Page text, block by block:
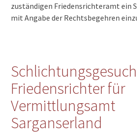
zuständigen Friedensrichteramt ein
mit Angabe der Rechtsbegehren
Schlichtungsgesuch
Friedensrichter für
Vermittlungsamt
Sarganserland